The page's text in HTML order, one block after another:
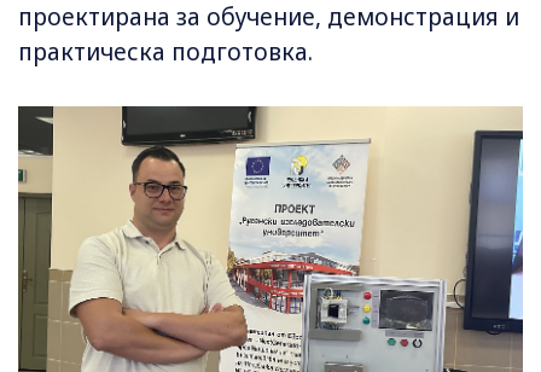
проектирана за обучение, демонстрация и
практическа подготовка.